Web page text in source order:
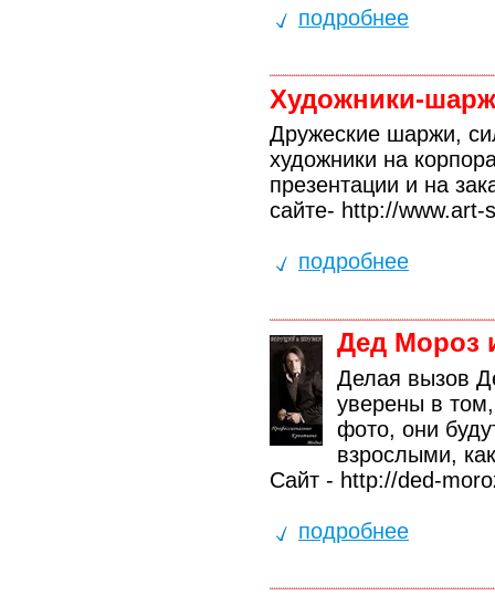
подробнее
Художники-
Дружеские шаржи,
художники на
презентации и на
сайте- http://www.art-
подробнее
Дед Мороз
Делая вызов
уверены в
фото, они
взрослыми,
Сайт - http://ded-
подробнее